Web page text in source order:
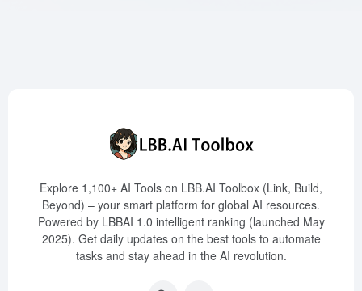
Explore 1,100+ AI Tools on LBB.AI Toolbox (Link, Build,
Beyond) – your smart platform for global AI resources.
Powered by LBBAI 1.0 intelligent ranking (launched May
2025). Get daily updates on the best tools to automate
tasks and stay ahead in the AI revolution.